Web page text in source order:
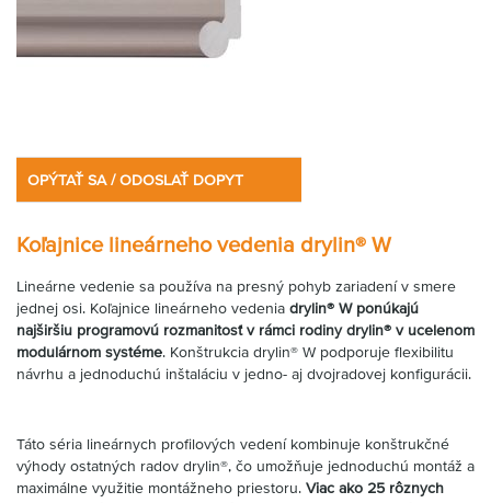
OPÝTAŤ SA / ODOSLAŤ DOPYT
Koľajnice lineárneho vedenia drylin® W
Lineárne vedenie sa používa na presný pohyb zariadení v smere
jednej osi. Koľajnice lineárneho vedenia drylin® W ponúkajú
najširšiu programovú rozmanitosť v rámci rodiny drylin® v ucelenom
modulárnom systéme. Konštrukcia drylin® W podporuje flexibilitu
návrhu a jednoduchú inštaláciu v jedno- aj dvojradovej konfigurácii.
Táto séria lineárnych profilových vedení kombinuje konštrukčné
výhody ostatných radov drylin®, čo umožňuje jednoduchú montáž a
maximálne využitie montážneho priestoru. Viac ako 25 rôznych